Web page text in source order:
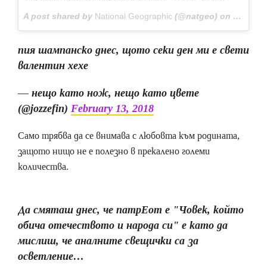
A post shared by National Geographic (@natgeo) on Feb 13,
пия шампанско днес, щото секи ден ми е свети
валентин хехе
— нещо като нож, нещо като цвете
(@jozzefin) February 13, 2018
Само трябва да се внимава с любовта към родината,
защото нищо не е полезно в прекалено големи
количества.
Да смяташ днес, че патрЕот е "Човек, който
обича отечеството и народа си" е като да
мислиш, че аналните свещички са за
осветление…